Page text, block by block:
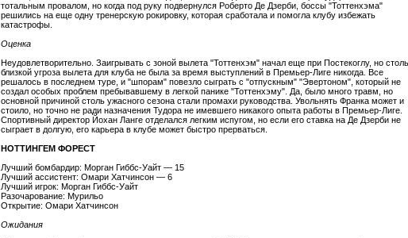
тотальным провалом, но когда под руку подвернулся Роберто Де Дзерби, боссы "Тоттенхэма"
решились на еще одну тренерскую рокировку, которая сработала и помогла клубу избежать
катастрофы.
Оценка
Неудовлетворительно. Заигрывать с зоной вылета "Тоттенхэм" начал еще при Постекоглу, но столь
близкой угроза вылета для клуба не была за время выступлений в Премьер-Лиге никогда. Все
решалось в последнем туре, и "шпорам" повезло сыграть с "отпускным" "Эвертоном", который не
создал особых проблем пребывавшему в легкой панике "Тоттенхэму". Да, было много травм, но
основной причиной столь ужасного сезона стали промахи руководства. Увольнять Франка может и
стоило, но точно не ради назначения Тудора не имевшего никакого опыта работы в Премьер-Лиге.
Спортивный директор Йохан Ланге отделался легким испугом, но если его ставка на Де Дзерби не
сыграет в долгую, его карьера в клубе может быстро прерваться.
НОТТИНГЕМ ФОРЕСТ
Лучший бомбардир: Морган Гиббс-Уайт — 15
Лучший ассистент: Омари Хатчинсон — 6
Лучший игрок: Морган Гиббс-Уайт
Разочарование: Мурильо
Открытие: Омари Хатчинсон
Ожидания